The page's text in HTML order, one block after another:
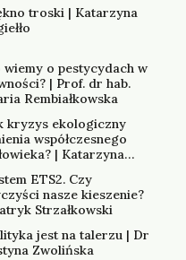
troski | Katarzyna
wiemy o pestycydach w
| Prof. dr hab.
Rembiałkowska
kryzys ekologiczny
współczesnego
| Katarzyna
ETS2. Czy
nasze kieszenie?
Strzałkowski
jest na talerzu | Dr
Zwolińska